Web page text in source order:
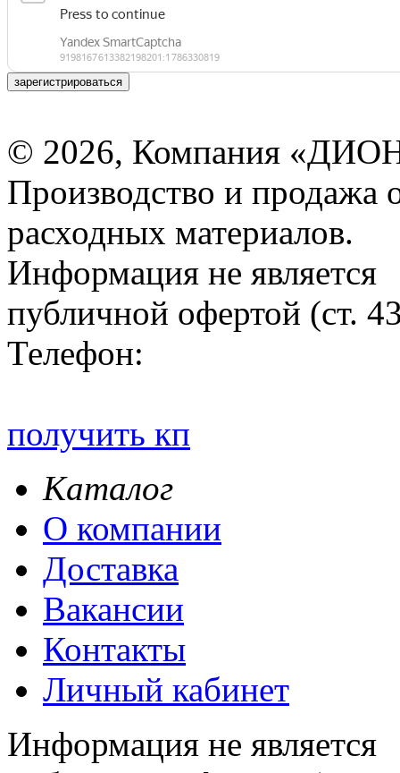
зарегистрироваться
© 2026, Компания
Производство и продажа
расходных материалов.
Информация не является
публичной офертой (ст.
Телефон:
получить кп
Каталог
О компании
Доставка
Вакансии
Контакты
Личный кабинет
Информация не является